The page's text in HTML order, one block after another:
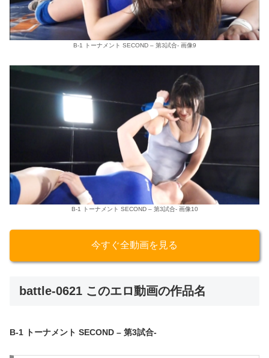
B-1 トーナメント SECOND – 第3試合- 画像9
B-1 トーナメント SECOND – 第3試合- 画像10
今すぐ全動画を見る
battle-0621 このエロ動画の作品名
B-1 トーナメント SECOND – 第3試合-